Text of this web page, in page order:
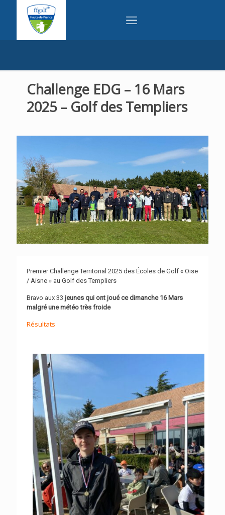
Challenge EDG – 16 Mars
2025 – Golf des Templiers
Premier Challenge Territorial 2025 des Écoles de Golf « Oise
/ Aisne » au Golf des Templiers
Bravo aux 33 jeunes qui ont joué ce dimanche 16 Mars
malgré une météo très froide
Résultats